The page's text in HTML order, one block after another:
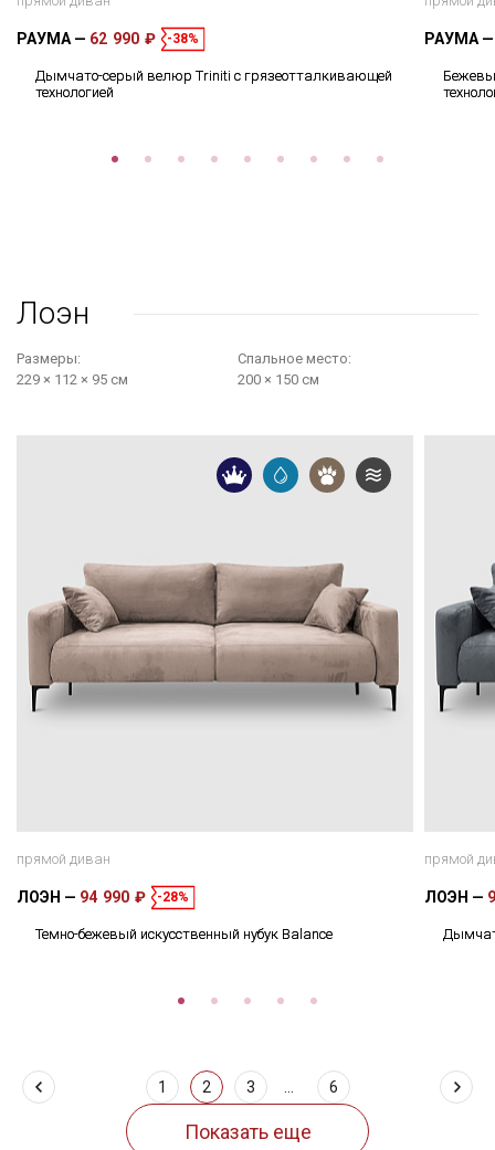
РАУМА 62 990 ₽ -38%
Дымчато-серый велюр Triniti с грязеотталкивающей
технологией
РАУМА
Лоэн
Размеры:
229 × 112 × 95 см
Cпальное место:
200 × 150 см
прямой диван
ЛОЭН 94 990 ₽ -28%
Темно-бежевый искусственный нубук Balance
прямой
ЛОЭН
1 2 3 6